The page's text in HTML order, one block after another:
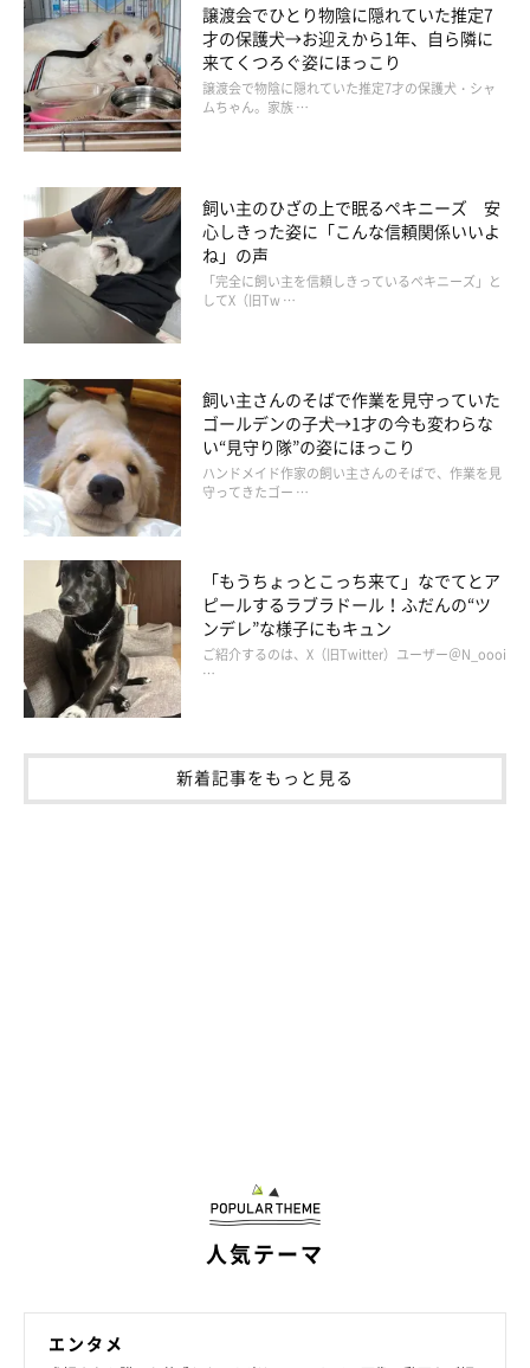
譲渡会でひとり物陰に隠れていた推定7
才の保護犬→お迎えから1年、自ら隣に
来てくつろぐ姿にほっこり
譲渡会で物陰に隠れていた推定7才の保護犬・シャ
ムちゃん。家族 …
飼い主のひざの上で眠るペキニーズ 安
心しきった姿に「こんな信頼関係いいよ
ね」の声
「完全に飼い主を信頼しきっているペキニーズ」と
してX（旧Tw …
飼い主さんのそばで作業を見守っていた
ゴールデンの子犬→1才の今も変わらな
い“見守り隊”の姿にほっこり
ハンドメイド作家の飼い主さんのそばで、作業を見
守ってきたゴー …
「もうちょっとこっち来て」なでてとア
ピールするラブラドール！ふだんの“ツ
ンデレ”な様子にもキュン
ご紹介するのは、X（旧Twitter）ユーザー＠N_oooi
…
新着記事をもっと見る
人気テーマ
エンタメ